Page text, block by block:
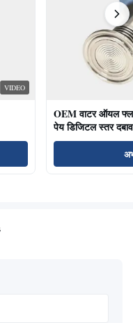
VIDEO
OEM वाटर ऑयल
पेय डिजिटल स्तर